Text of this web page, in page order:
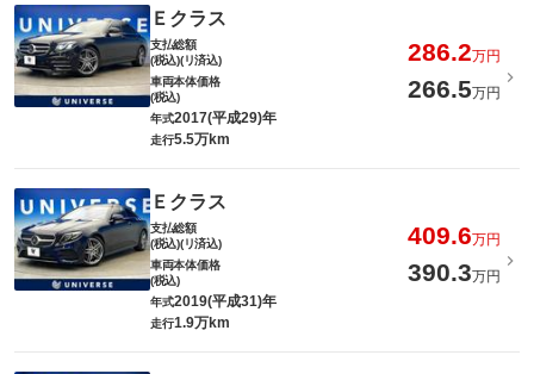
Ｅクラス
支払総額
(税込)(リ済込)
286.2万円
車両本体価格
(税込)
266.5万円
年式2017(平成29)年
走行5.5万km
Ｅクラス
支払総額
(税込)(リ済込)
409.6万円
車両本体価格
(税込)
390.3万円
年式2019(平成31)年
走行1.9万km